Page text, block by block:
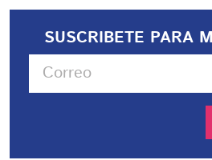
SUSCRIBETE PARA